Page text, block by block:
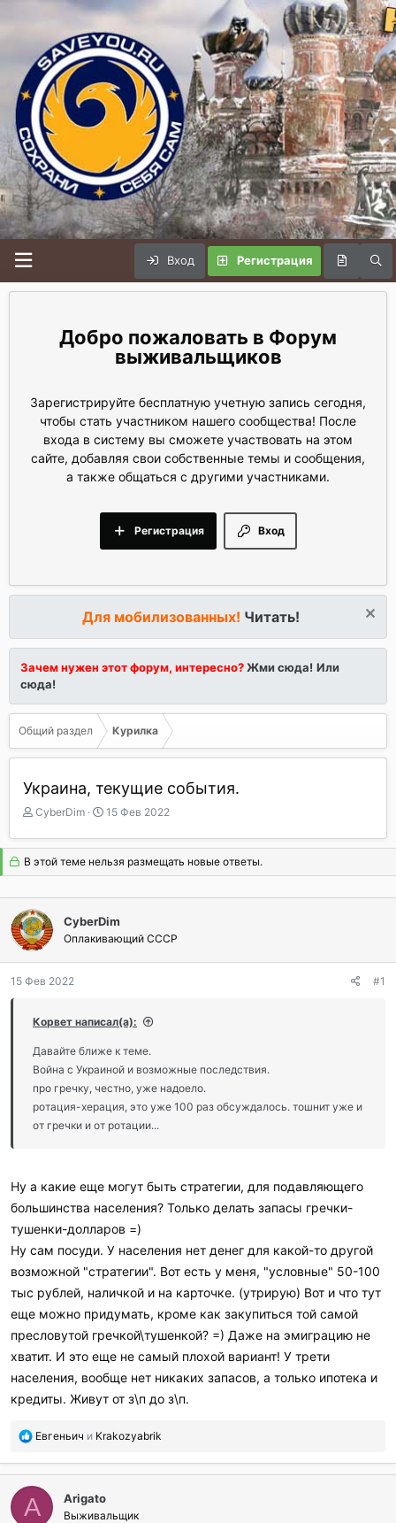
Вход Регистрация
Форум
выживальщиков
Зарегистрируйте бесплатную учетную запись сегодня,
чтобы стать участником нашего сообщества! После
входа в систему вы сможете участвовать на этом
сайте, добавляя свои собственные темы и сообщения,
а также общаться с другими участниками.
Вход
Регистрация
Для мобилизованных! Читать!
Зачем нужен этот форум, интересно?Жми сюда! Или
сюда!
Общий раздел Курилка
Украина, текущие события.
А
т
о
р
е
м
ы
CyberDim
Д
т
а
н
а
л
15 Фев 2022
В этой теме нельзя размещать новые ответы.
CyberDim
Оплакивающий СССР
15 Фев 2022 #1
Корвет написал(а):
Давайте ближе к теме.
Война с Украиной и возможные последствия.
про гречку, честно, уже надоело.
ротация-херация, это уже 100 раз обсуждалось. тошнит уже и
от гречки и от ротации...
Ну а какие еще могут быть стратегии, для подавляющего
большинства населения? Только делать запасы гречки-
тушенки-долларов =)
Ну сам посуди. У населения нет денег для какой-то другой
возможной "стратегии". Вот есть у меня, "условные" 50-100
тыс рублей, наличкой и на карточке. (утрирую) Вот и что тут
еще можно придумать, кроме как закупиться той самой
пресловутой гречкой\тушенкой? =) Даже на эмиграцию не
хватит. И это еще не самый плохой вариант! У трети
населения, вообще нет никаких запасов, а только ипотека и
кредиты. Живут от з\п до з\п.
П
б
л
а
г
Евгеньич и Krakozyabrik
A Arigato
Выживальщик